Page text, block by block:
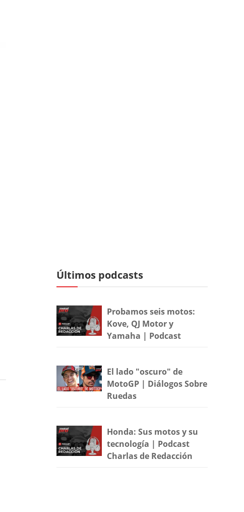
Últimos podcasts
Probamos seis motos:
Kove, QJ Motor y
Yamaha | Podcast
El lado "oscuro" de
MotoGP | Diálogos Sobre
Ruedas
Honda: Sus motos y su
tecnología | Podcast
Charlas de Redacción